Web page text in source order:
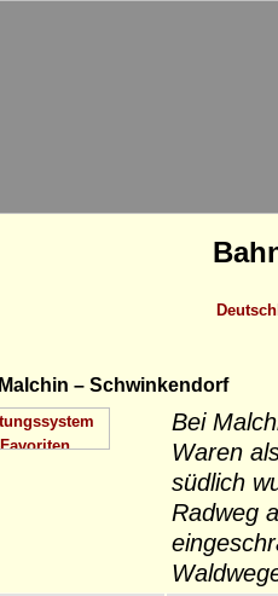
Malchin – Schwinkendorf
Bei
Waren
südlich
Radweg